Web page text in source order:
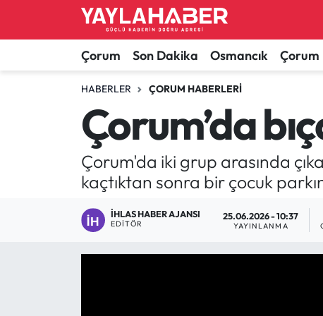
Çorum Son Dakika Osmancık Çorum
HABERLER ÇORUM HABERLERI
Çorum’da
Çorum'da iki grup arasında
kaçtıktan sonra bir çocuk
İHLAS HABER AJANSI
EDITÖR
25.06.2026 - 10:37
YAYINLANMA
Alaca Haberleri
Bayat Haberleri
Bilgi - Keşfet Haberleri
Bilim ve Teknoloji
Boğazkale Haberleri
Çorum Haberleri
Çorum Nöbetçi Eczaneler
Çorum Hava Durumu
Çorum Namaz Vakitleri
Çorum Trafik Yoğunluk Haritası
TFF 1.Lig Puan Durumu ve Fikstür
Tüm Manşetler